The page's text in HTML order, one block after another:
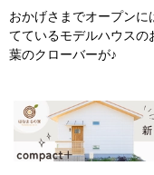
おかげさまでオープン
てているモデルハウスの
葉のクローバーが♪